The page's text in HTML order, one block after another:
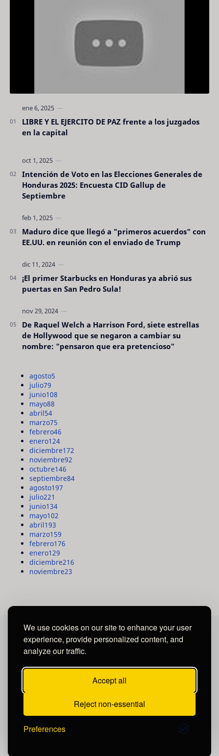
We use cookies on our site to enhance your user
experience, provide personalized content, and
analyze our traffic.
Accept all
Reject non-essential
Preferences
LIBRE Y EL EJERCITO DE PAZ frente a los juzgados
en la capital
Intención de Voto en las Elecciones Generales de
Honduras 2025: Encuesta CID Gallup de
Septiembre
Maduro dice que llegó a "primeros acuerdos" con
EE.UU. en reunión con el enviado de Trump
¡El primer Starbucks en Honduras ya abrió sus
puertas en San Pedro Sula!
De Raquel Welch a Harrison Ford, siete estrellas
de Hollywood que se negaron a cambiar su
nombre: "pensaron que era pretencioso"
agosto5
julio79
junio108
mayo88
abril54
marzo75
febrero46
enero124
diciembre172
noviembre92
octubre146
septiembre84
agosto197
julio221
junio134
mayo102
abril193
marzo159
febrero176
enero129
diciembre216
noviembre23
MAYA MEDIA GROUP
Ubicados en Tegucigalpa - Honduras.